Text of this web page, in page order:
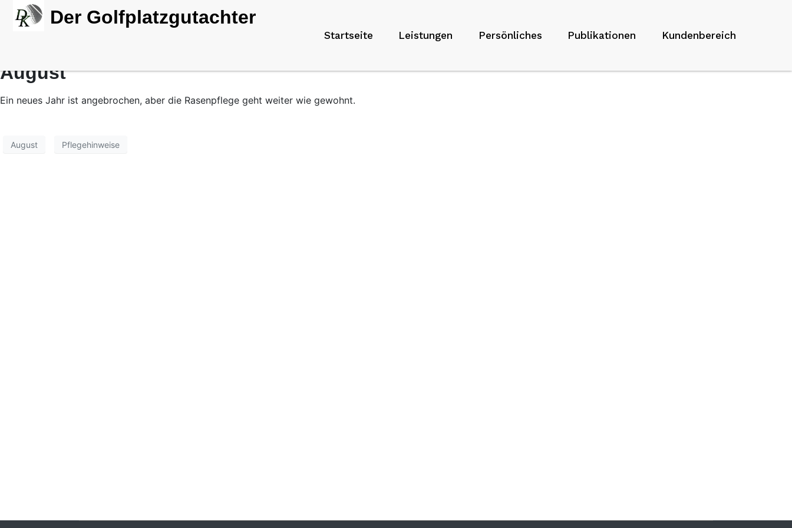
Der Golfplatzgutachter
Startseite Leistungen Persönliches Publikationen Kundenbereich
August
Ein neues Jahr ist angebrochen, aber die Rasenpflege geht weiter wie gewohnt.
August Pflegehinweise